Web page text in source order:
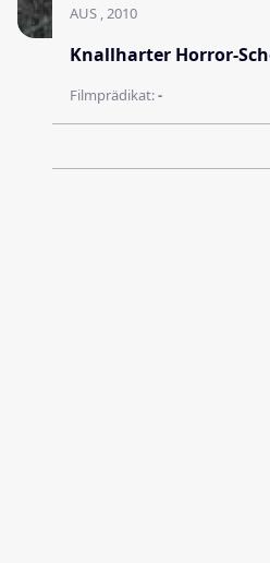
AUS , 2010
Knallharter Horror-
Filmprädikat:-